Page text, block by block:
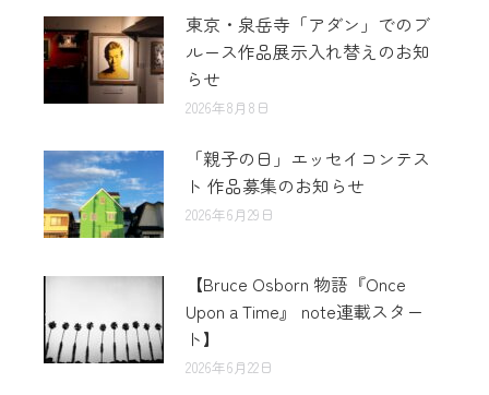
東京・泉岳寺「アダン」でのブ
ルース作品展示入れ替えのお知
らせ
2026年8月8日
「親子の日」エッセイコンテス
ト 作品募集のお知らせ
2026年6月29日
【Bruce Osborn 物語『Once
Upon a Time』 note連載スター
ト】
2026年6月22日